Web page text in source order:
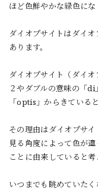
ほど色鮮やかな緑色にな
ダイオプサイトはダイ
あります。
ダイオプサイト（ダイオ
２やダブルの意味の「
「optis」からきている
その理由はダイオプサ
見る角度によって色が
ことに由来していると考
いつまでも眺めていたく